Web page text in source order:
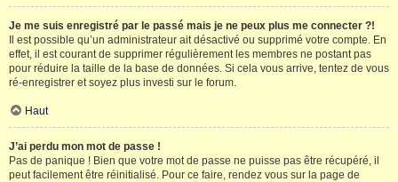
Je me suis enregistré par le passé mais je ne peux plus me connecter ?!
Il est possible qu’un administrateur ait désactivé ou supprimé votre compte. En
effet, il est courant de supprimer régulièrement les membres ne postant pas
pour réduire la taille de la base de données. Si cela vous arrive, tentez de vous
ré-enregistrer et soyez plus investi sur le forum.
Haut
J’ai perdu mon mot de passe !
Pas de panique ! Bien que votre mot de passe ne puisse pas être récupéré, il
peut facilement être réinitialisé. Pour ce faire, rendez vous sur la page de